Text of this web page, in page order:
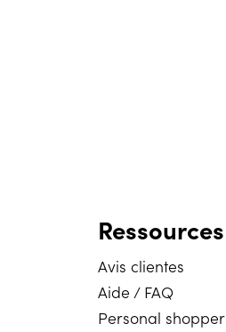
Ressources
Avis clientes
Aide / FAQ
Personal shopper